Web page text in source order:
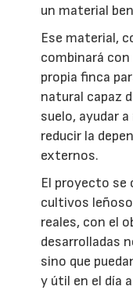
un material
Ese material,
combinará
propia finca
natural capaz
suelo, ayudar
reducir la
externos.
El proyecto se
cultivos
reales, con el
desarrolladas
sino que
y útil en el día